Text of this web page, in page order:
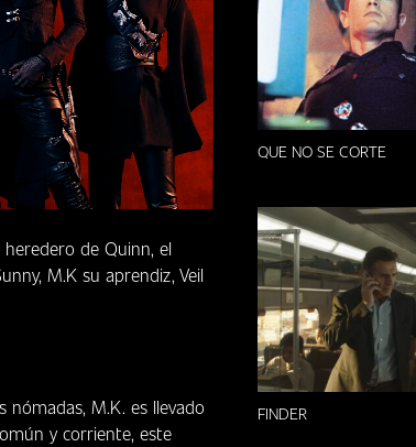
heredero de Quinn, el
M.K su aprendiz, Veil
M.K. es llevado
y corriente, este
QUE NO SE CORTE
FINDER